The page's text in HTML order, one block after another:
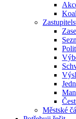
Městské